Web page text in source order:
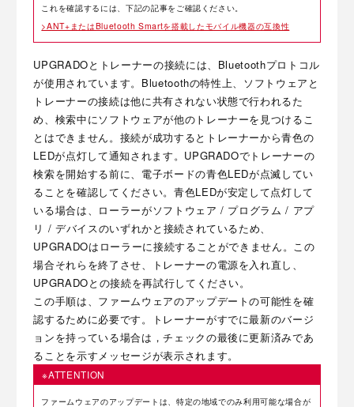
これを確認するには、下記の記事をご確認ください。
>ANT+またはBluetooth Smartを搭載したモバイル機器の互換性
UPGRADOとトレーナーの接続には、Bluetoothプロトコル
が使用されています。Bluetoothの特性上、ソフトウェアと
トレーナーの接続は他に共有されない状態で行われるた
め、検索中にソフトウェアが他のトレーナーを見つけるこ
とはできません。接続が成功するとトレーナーから青色の
LEDが点灯して通知されます。UPGRADOでトレーナーの
検索を開始する前に、電子ボードの青色LEDが点滅してい
ることを確認してください。青色LEDが安定して点灯して
いる場合は、ローラーがソフトウェア / プログラム / アプ
リ / デバイスのいずれかと接続されているため、
UPGRADOはローラーに接続することができません。この
場合それらを終了させ、トレーナーの電源を入れ直し、
UPGRADOとの接続を再試行してください。
この手順は、ファームウェアのアップデートの可能性を確
認するために必要です。トレーナーがすでに最新のバージ
ョンを持っている場合は，チェックの最後に更新済みであ
ることを示すメッセージが表示されます。
※ATTENTION
ファームウェアのアップデートは、特定の地域でのみ利用可能な場合が